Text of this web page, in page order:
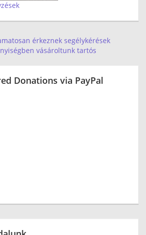
érkeznek segélykérések
vásároltunk tartós
Donations via PayPal